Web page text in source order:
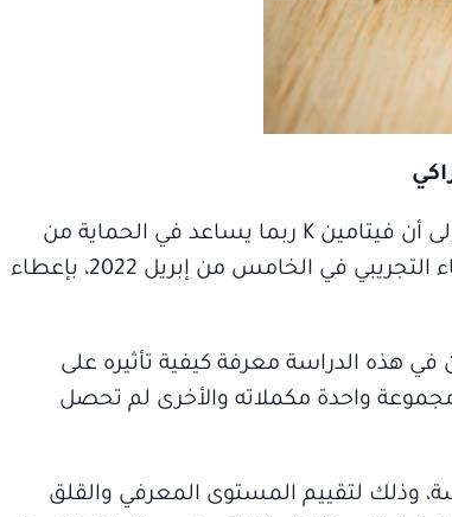
تشير دراسة جديدة من جامعة المعرفة في المملكة العربية السعودية إلى أن فيتامين K ربما يساعد في الحماية من
التدهور الإدراكي، وتم اختبار هذا المقترح، والذي قدم في اجتماع علم الأحياء التجريبي في الخامس من إبريل 2022، بإعطاء
في هذه الدراسة معرفة كيفية تأثيره على
تجربة استمرت 17 شهراً تلقت فيها مجموعة واحدة مكملاته والأخرى لم تحصل
وذلك لتقييم المستوى المعرفي والقلق